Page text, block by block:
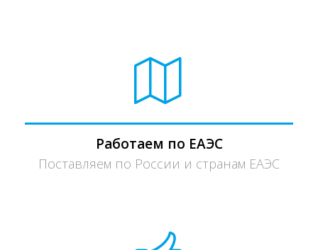
Работаем по ЕАЭС
Поставляем по России и странам ЕАЭС